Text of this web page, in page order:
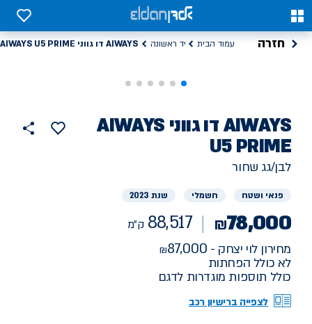
0
0
חזרה עמוד הבית יד ראשונה AIWAYS דו גווני AIWAYS U5 PRIME
רכב
יד
ראשונה
AIWAYS
דו גווני AIWAYS
U5 PRIME
הוסף
למועדפים
לבן/גג שחור
פנאי ושטח חשמלי שנת 2023
₪78,000
88,517 ק"מ
מחירון לוי יצחק - 87,000
לא כולל הפחתות
כולל תוספות מוגדרות לדגם
לצפייה ברישיון רכב